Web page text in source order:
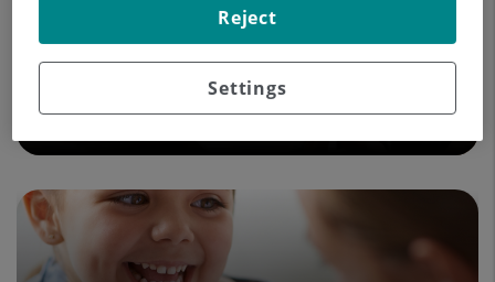
Nuestros blogsSettings
Reject